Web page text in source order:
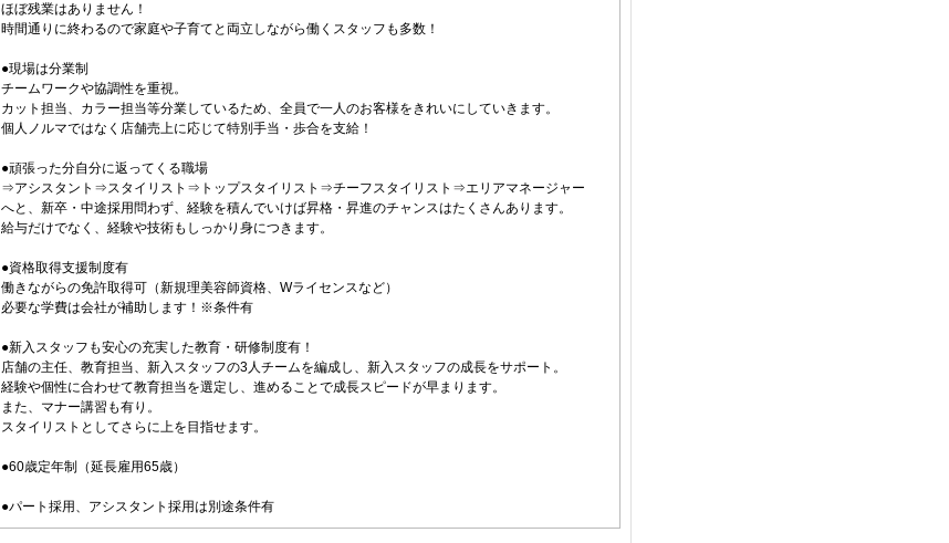
ほぼ残業はありません！
時間通りに終わるので家庭や子育てと両立しながら働くスタッフも多数！
●現場は分業制
チームワークや協調性を重視。
カット担当、カラー担当等分業しているため、全員で一人のお客様をきれいにしていきます。
個人ノルマではなく店舗売上に応じて特別手当・歩合を支給！
●頑張った分自分に返ってくる職場
⇒アシスタント⇒スタイリスト⇒トップスタイリスト⇒チーフスタイリスト⇒エリアマネージャー
へと、新卒・中途採用問わず、経験を積んでいけば昇格・昇進のチャンスはたくさんあります。
給与だけでなく、経験や技術もしっかり身につきます。
●資格取得支援制度有
働きながらの免許取得可（新規理美容師資格、Wライセンスなど）
必要な学費は会社が補助します！※条件有
●新入スタッフも安心の充実した教育・研修制度有！
店舗の主任、教育担当、新入スタッフの3人チームを編成し、新入スタッフの成長をサポート。
経験や個性に合わせて教育担当を選定し、進めることで成長スピードが早まります。
また、マナー講習も有り。
スタイリストとしてさらに上を目指せます。
●60歳定年制（延長雇用65歳）
●パート採用、アシスタント採用は別途条件有